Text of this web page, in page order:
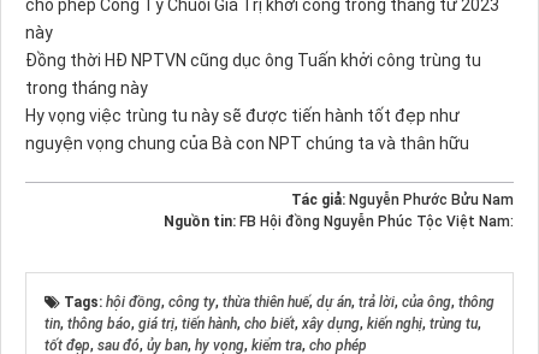
cho phép Công Ty Chuỗi Giá Trị khởi công trong tháng tư 2023
này
Đồng thời HĐ NPTVN cũng dục ông Tuấn khởi công trùng tu
trong tháng này
Hy vọng việc trùng tu này sẽ được tiến hành tốt đẹp như
nguyện vọng chung của Bà con NPT chúng ta và thân hữu
Tác giả: Nguyễn Phước Bửu Nam
Nguồn tin: FB Hội đồng Nguyễn Phúc Tộc Việt Nam:
Tags: hội đồng, công ty, thừa thiên huế, dự án, trả lời, của ông, thông
tin, thông báo, giá trị, tiến hành, cho biết, xây dựng, kiến nghị, trùng tu,
tốt đẹp, sau đó, ủy ban, hy vọng, kiểm tra, cho phép